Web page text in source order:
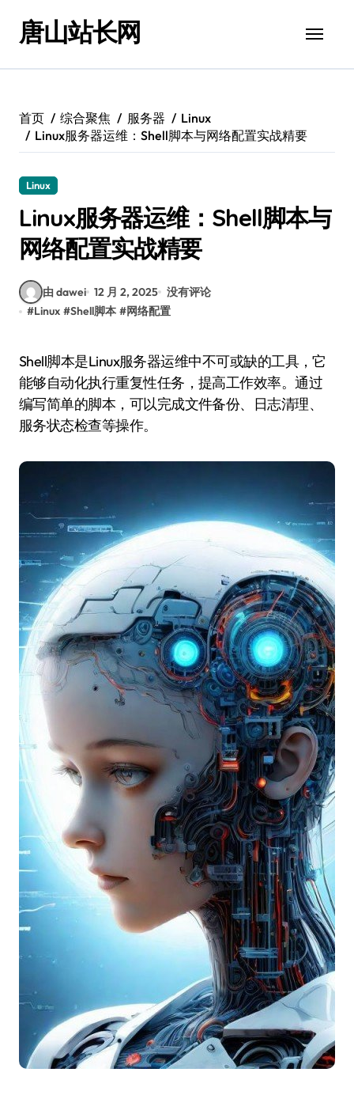
唐山站长网
首页 综合聚焦 服务器
Linux
Linux服务器运维：Shell脚本与网络配置实战精要
Linux
Linux服务器运维：Shell脚本与
网络配置实战精要
由 dawei 12 月 2, 2025 没有评论
#Linux #Shell脚本 #网络配置
Shell脚本是Linux服务器运维中不可或缺的工具，它
能够自动化执行重复性任务，提高工作效率。通过
编写简单的脚本，可以完成文件备份、日志清理、
服务状态检查等操作。